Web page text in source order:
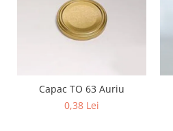
Capac TO 63 Auriu
0,38 Lei